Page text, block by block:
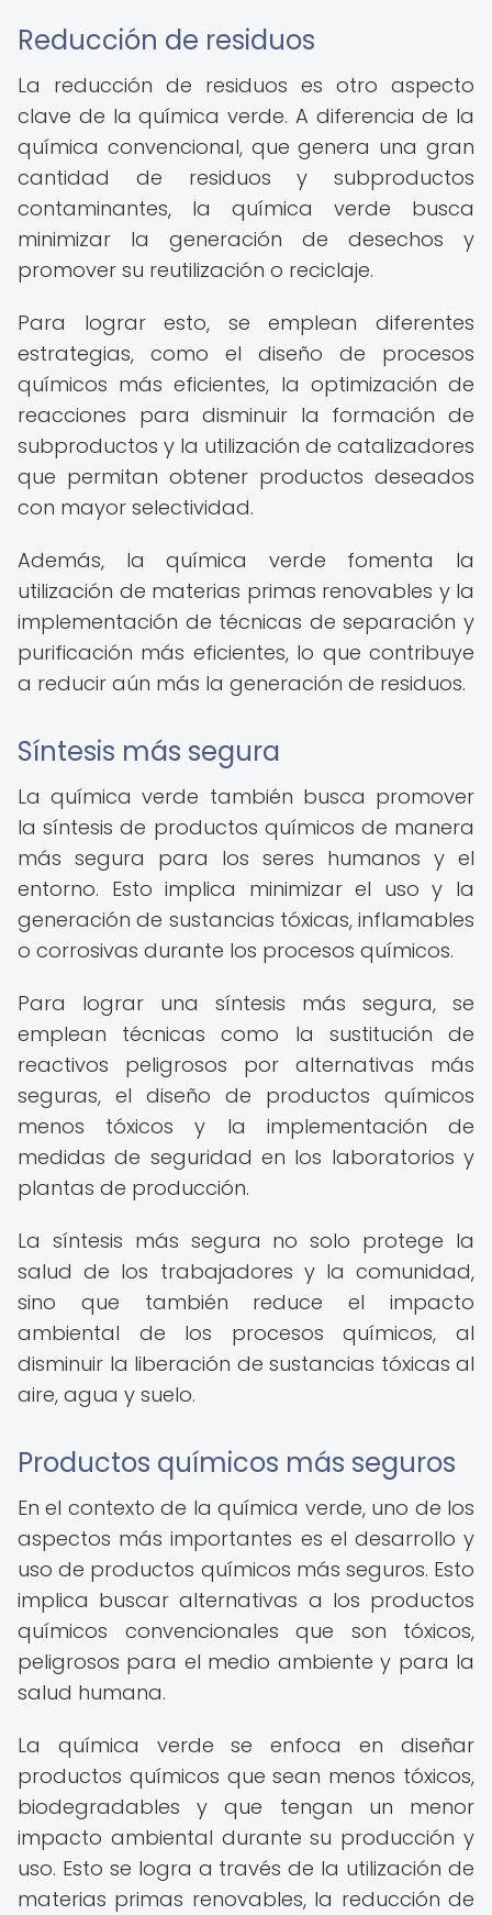
Reducción de residuos
La reducción de residuos es otro aspecto
clave de la química verde. A diferencia de la
química convencional, que genera una gran
cantidad de residuos y subproductos
contaminantes, la química verde busca
minimizar la generación de desechos y
promover su reutilización o reciclaje.
Para lograr esto, se emplean diferentes
estrategias, como el diseño de procesos
químicos más eficientes, la optimización de
reacciones para disminuir la formación de
subproductos y la utilización de catalizadores
que permitan obtener productos deseados
con mayor selectividad.
Además, la química verde fomenta la
utilización de materias primas renovables y la
implementación de técnicas de separación y
purificación más eficientes, lo que contribuye
a reducir aún más la generación de residuos.
Síntesis más segura
La química verde también busca promover
la síntesis de productos químicos de manera
más segura para los seres humanos y el
entorno. Esto implica minimizar el uso y la
generación de sustancias tóxicas, inflamables
o corrosivas durante los procesos químicos.
Para lograr una síntesis más segura, se
emplean técnicas como la sustitución de
reactivos peligrosos por alternativas más
seguras, el diseño de productos químicos
menos tóxicos y la implementación de
medidas de seguridad en los laboratorios y
plantas de producción.
La síntesis más segura no solo protege la
salud de los trabajadores y la comunidad,
sino que también reduce el impacto
ambiental de los procesos químicos, al
disminuir la liberación de sustancias tóxicas al
aire, agua y suelo.
Productos químicos más seguros
En el contexto de la química verde, uno de los
aspectos más importantes es el desarrollo y
uso de productos químicos más seguros. Esto
implica buscar alternativas a los productos
químicos convencionales que son tóxicos,
peligrosos para el medio ambiente y para la
salud humana.
La química verde se enfoca en diseñar
productos químicos que sean menos tóxicos,
biodegradables y que tengan un menor
impacto ambiental durante su producción y
uso. Esto se logra a través de la utilización de
materias primas renovables, la reducción de